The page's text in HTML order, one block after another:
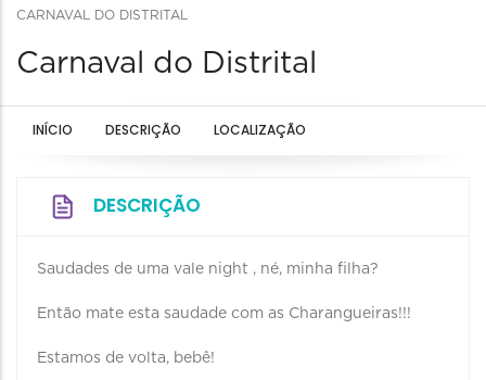
CARNAVAL DO DISTRITAL
Carnaval do Distrital
INÍCIO DESCRIÇÃO LOCALIZAÇÃO
DESCRIÇÃO
Saudades de uma vale night , né, minha filha?
Então mate esta saudade com as Charangueiras!!!
Estamos de volta, bebê!